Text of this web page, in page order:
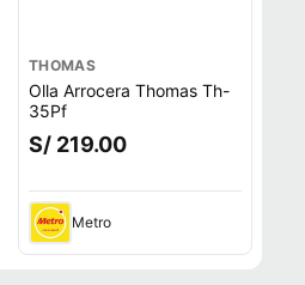
THOMAS
Olla Arrocera Thomas Th-
35Pf
S/ 219.00
Metro